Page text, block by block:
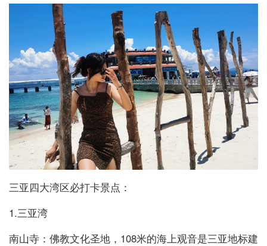
三亚四大湾区必打卡景点：
1.三亚湾
南山寺：佛教文化圣地，108米的海上观音是三亚地标建